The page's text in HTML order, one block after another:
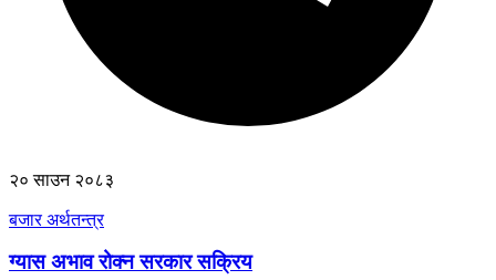
२० साउन २०८३
बजार अर्थतन्त्र
ग्यास अभाव रोक्न सरकार सक्रिय